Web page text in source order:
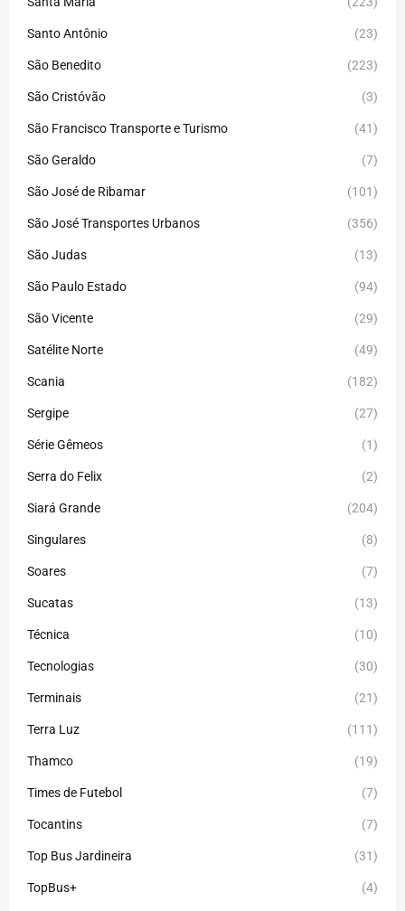
Santo Antônio (23)
São Benedito (223)
São Cristóvão (3)
São Francisco Transporte e Turismo (41)
São Geraldo (7)
São José de Ribamar (101)
São José Transportes Urbanos (356)
São Judas (13)
São Paulo Estado (94)
São Vicente (29)
Satélite Norte (49)
Scania (182)
Sergipe (27)
Série Gêmeos (1)
Serra do Felix (2)
Siará Grande (204)
Singulares (8)
Soares (7)
Sucatas (13)
Técnica (10)
Tecnologias (30)
Terminais (21)
Terra Luz (111)
Thamco (19)
Times de Futebol (7)
Tocantins (7)
Top Bus Jardineira (31)
TopBus+ (4)